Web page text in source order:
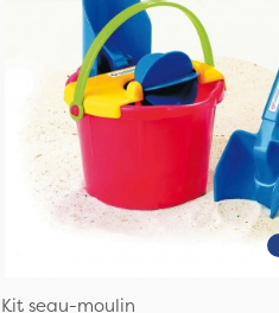
Kit seau-moulin